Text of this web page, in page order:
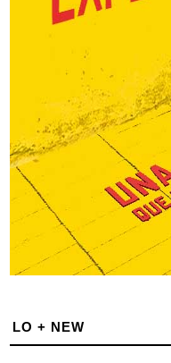
LO + NEW